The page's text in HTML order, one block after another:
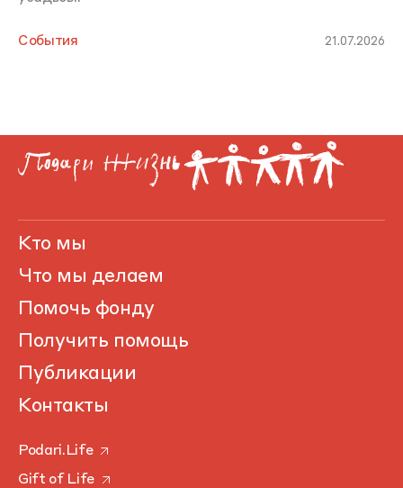
События 21.07.2026
Кто мы
Что мы делаем
Помочь фонду
Получить помощь
Публикации
Контакты
Podari.Life
Gift of Life